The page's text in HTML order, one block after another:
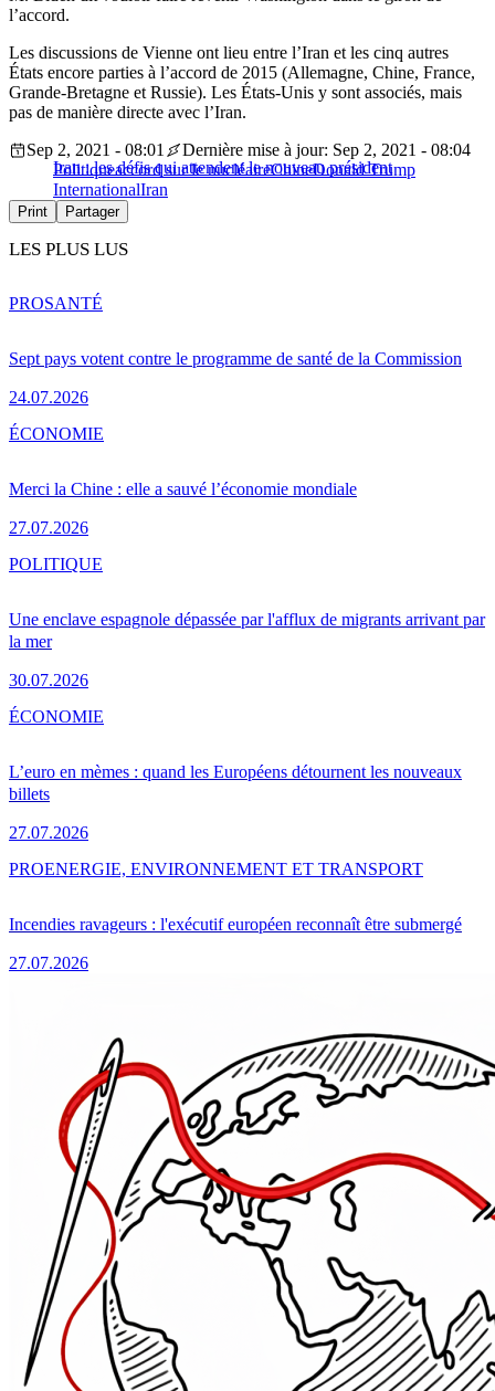
l’accord.
Les discussions de Vienne ont lieu entre l’Iran et les cinq autres
États encore parties à l’accord de 2015 (Allemagne, Chine, France,
Grande-Bretagne et Russie). Les États-Unis y sont associés, mais
pas de manière directe avec l’Iran.
Iran : les défis qui attendent le nouveau président
Sep 2, 2021 - 08:01
Dernière mise à jour: Sep 2, 2021 - 08:04
Politiqueaccord sur le nucléaireChineDonald Trump
InternationalIran
Print Partager
LES PLUS LUS
Sept pays votent contre le programme de santé de la Commission
24.07.2026
PROSANTÉ
Merci la Chine : elle a sauvé l’économie mondiale
27.07.2026
ÉCONOMIE
Une enclave espagnole dépassée par l'afflux de migrants arrivant par
la mer
30.07.2026
POLITIQUE
L’euro en mèmes : quand les Européens détournent les nouveaux
billets
27.07.2026
ÉCONOMIE
Incendies ravageurs : l'exécutif européen reconnaît être submergé
27.07.2026
PROENERGIE, ENVIRONNEMENT ET TRANSPORT